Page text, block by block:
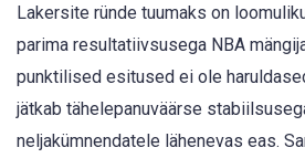
Lakersite ründe tuumaks on
parima resultatiivsusega NBA
punktilised esitused ei ole
jätkab tähelepanuväärse
neljakümnendatele lähenevas eas.